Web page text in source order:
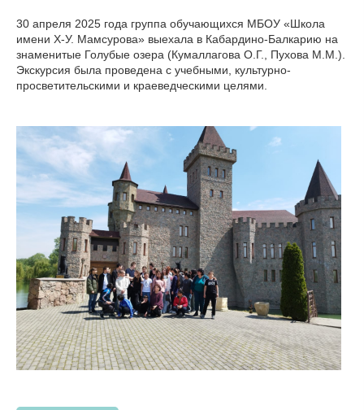
30 апреля 2025 года группа обучающихся МБОУ «Школа
имени Х-У. Мамсурова» выехала в Кабардино-Балкарию на
знаменитые Голубые озера (Кумаллагова О.Г., Пухова М.М.).
Экскурсия была проведена с учебными, культурно-
просветительскими и краеведческими целями.